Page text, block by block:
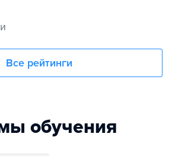
Все рейтинги
обучения